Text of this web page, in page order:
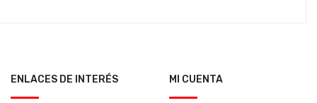
ENLACES DE INTERÉS MI CUENTA